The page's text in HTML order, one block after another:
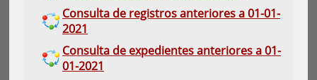
Consulta de registros anteriores a 01-01-
2021
Consulta de expedientes anteriores a 01-
01-2021